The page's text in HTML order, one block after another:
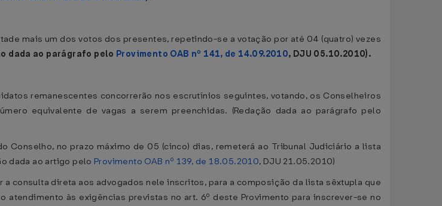
mais um dos votos dos presentes, repetindo-se a votação por até 04 (quatro) vezes
dada ao parágrafo pelo Provimento OAB nº 141, de 14.09.2010, DJU 05.10.2010).
remanescentes concorrerão nos escrutínios seguintes, votando, os Conselheiros
equivalente de vagas a serem preenchidas. (Redação dada ao parágrafo pelo
Conselho, no prazo máximo de 05 (cinco) dias, remeterá ao Tribunal Judiciário a lista
dada ao artigo pelo Provimento OAB nº 139, de 18.05.2010, DJU 21.05.2010)
consulta direta aos advogados nele inscritos, para a composição da lista sêxtupla que
atendimento às exigências previstas no art. 6º deste Provimento para inscrever-se no